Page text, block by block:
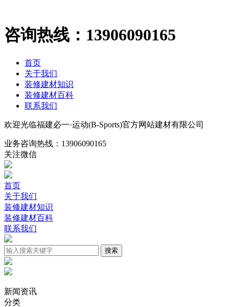
咨询热线： 13906090165
首页
关于我们
装修建材知识
装修建材百科
联系我们
欢迎光临福建必一·运动(B-Sports)官方网站建材有限公司
业务咨询热线： 13906090165
关注微信
首页
关于我们
装修建材知识
装修建材百科
联系我们
新闻资讯
分类